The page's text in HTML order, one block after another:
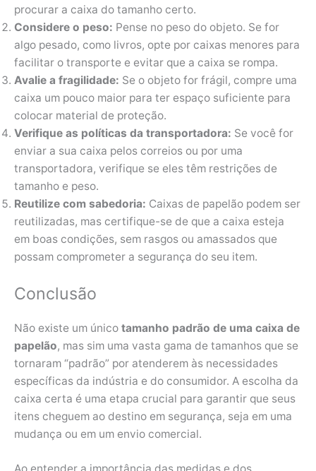
procurar a caixa do tamanho certo.
Considere o peso: Pense no peso do objeto. Se for
algo pesado, como livros, opte por caixas menores para
facilitar o transporte e evitar que a caixa se rompa.
Avalie a fragilidade: Se o objeto for frágil, compre uma
caixa um pouco maior para ter espaço suficiente para
colocar material de proteção.
Verifique as políticas da transportadora: Se você for
enviar a sua caixa pelos correios ou por uma
transportadora, verifique se eles têm restrições de
tamanho e peso.
Reutilize com sabedoria: Caixas de papelão podem ser
reutilizadas, mas certifique-se de que a caixa esteja
em boas condições, sem rasgos ou amassados que
possam comprometer a segurança do seu item.
Conclusão
Não existe um único tamanho padrão de uma caixa de
papelão, mas sim uma vasta gama de tamanhos que se
tornaram “padrão” por atenderem às necessidades
específicas da indústria e do consumidor. A escolha da
caixa certa é uma etapa crucial para garantir que seus
itens cheguem ao destino em segurança, seja em uma
mudança ou em um envio comercial.